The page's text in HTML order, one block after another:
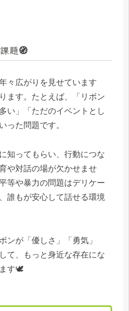
題🧭
々広がりを見せています
ます。たとえば、「リボン
い」「ただのイベントとし
った問題です。
知ってもらい、行動につな
や対話の場が欠かせませ
等や暴力の問題はデリケー
誰もが安心して話せる環境
ンが「優しさ」「勇気」
て、もっと身近な存在にな
ます🕊